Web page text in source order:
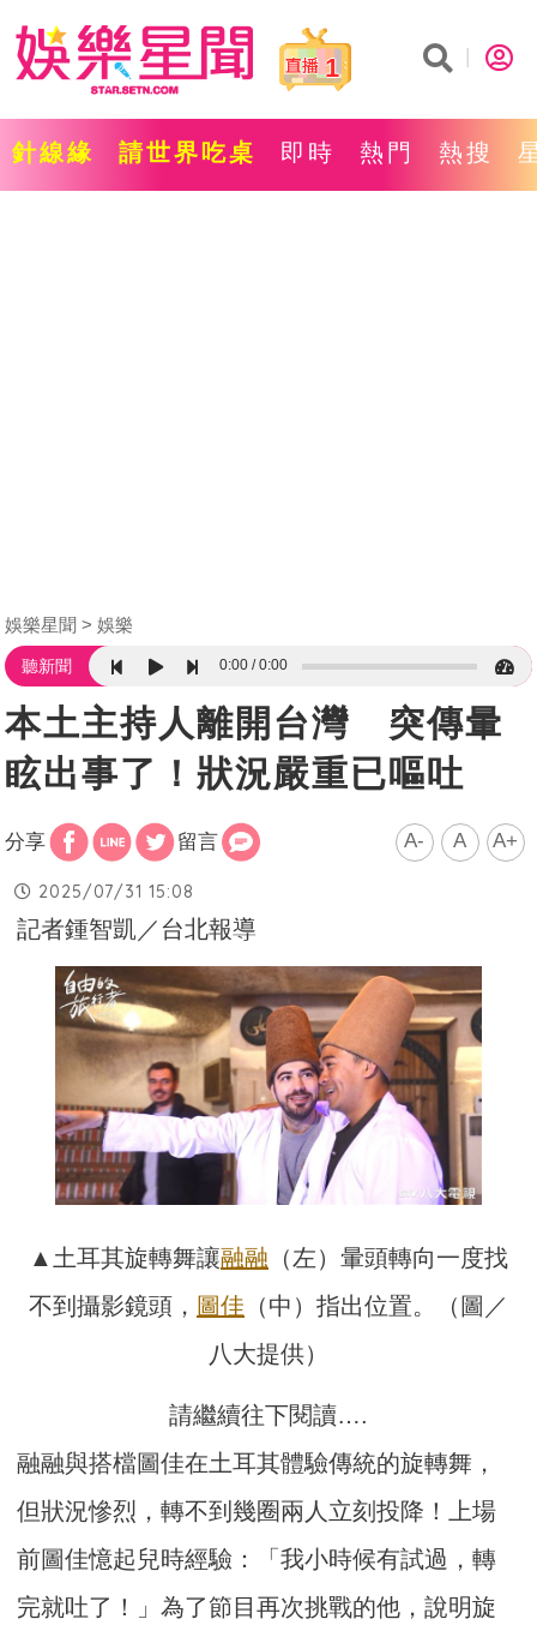
1
針線緣 請世界吃桌 即時 熱門 熱搜
娛樂星聞 娛樂
聽新聞 0:00 0:00
本土主持人離開台灣 突傳暈
眩出事了！狀況嚴重已嘔吐
分享 留言 A- A A+
2025/07/31 15:08
記者鍾智凱／台北報導
▲土耳其旋轉舞讓融融 （左）暈頭轉向一度找
不到攝影鏡頭， 圖佳 （中）指出位置。（圖／
八大提供）
請繼續往下閱讀….
融融與搭檔圖佳在土耳其體驗傳統的旋轉舞，
但狀況慘烈，轉不到幾圈兩人立刻投降！上場
前圖佳憶起兒時經驗：「我小時候有試過，轉
完就吐了！」為了節目再次挑戰的他，說明旋